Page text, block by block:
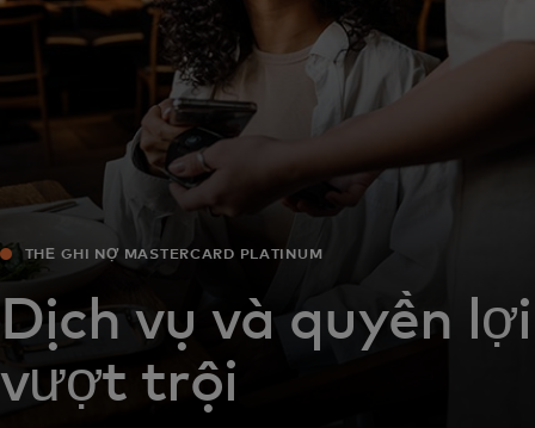
THẺ GHI NỢ MASTERCARD PLATINUM
Dịch vụ và quyền lợi
vượt trội